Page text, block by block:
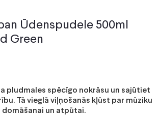
Ūdenspudele 500ml
Green
pludmales spēcīgo nokrāsu un sajūtiet
Tā vieglā viļņošanās kļūst par mūziku
domāšanai un atpūtai.